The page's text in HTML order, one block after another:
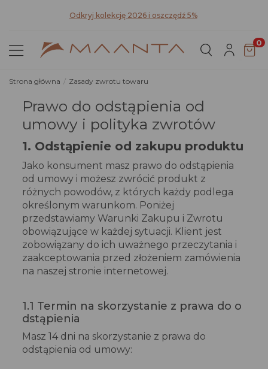
Odkryj kolekcję 2026 i oszczędź 5%
0
Strona główna Zasady zwrotu towaru
Prawo do odstąpienia od
umowy i polityka zwrotów
1. Odstąpienie od zakupu produktu
Jako konsument masz prawo do odstąpienia
od umowy i możesz zwrócić produkt z
różnych powodów, z których każdy podlega
określonym warunkom. Poniżej
przedstawiamy Warunki Zakupu i Zwrotu
obowiązujące w każdej sytuacji. Klient jest
zobowiązany do ich uważnego przeczytania i
zaakceptowania przed złożeniem zamówienia
na naszej stronie internetowej.
1.1 Termin na skorzystanie z prawa do o
dstąpienia
Masz 14 dni na skorzystanie z prawa do
odstąpienia od umowy: